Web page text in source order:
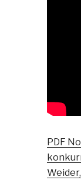
PDF